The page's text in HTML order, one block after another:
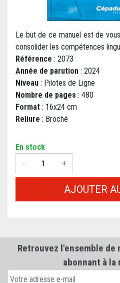
Le but de ce manuel est de
consolider les compétences
Référence : 2073
Année de parution : 2024
Niveau : Pilotes de Ligne
Nombre de pages : 480
Format : 16x24 cm
Reliure : Broché
En stock
-
+
AJOUTER
Retrouvez l'ensemble
abonnant à